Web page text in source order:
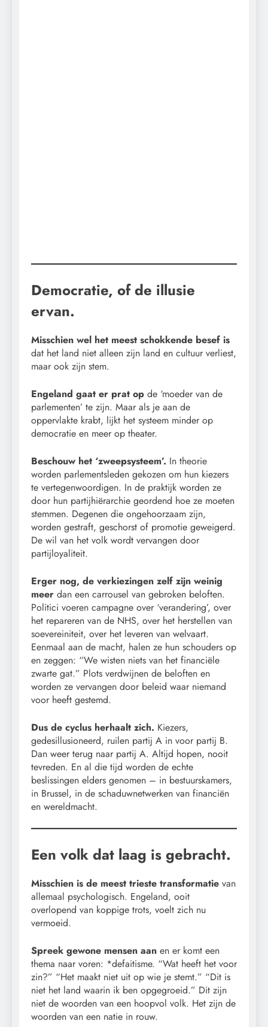
Democratie, of de illusie
ervan.
Misschien wel het meest schokkende besef is
dat het land niet alleen zijn land en cultuur verliest,
maar ook zijn stem.
Engeland gaat er prat op de ‘moeder van de
parlementen’ te zijn. Maar als je aan de
oppervlakte krabt, lijkt het systeem minder op
democratie en meer op theater.
Beschouw het ‘zweepsysteem’. In theorie
worden parlementsleden gekozen om hun kiezers
te vertegenwoordigen. In de praktijk worden ze
door hun partijhiërarchie geordend hoe ze moeten
stemmen. Degenen die ongehoorzaam zijn,
worden gestraft, geschorst of promotie geweigerd.
De wil van het volk wordt vervangen door
partijloyaliteit.
Erger nog, de verkiezingen zelf zijn weinig
meer dan een carrousel van gebroken beloften.
Politici voeren campagne over ‘verandering’, over
het repareren van de NHS, over het herstellen van
soevereiniteit, over het leveren van welvaart.
Eenmaal aan de macht, halen ze hun schouders op
en zeggen: “We wisten niets van het financiële
zwarte gat.” Plots verdwijnen de beloften en
worden ze vervangen door beleid waar niemand
voor heeft gestemd.
Dus de cyclus herhaalt zich. Kiezers,
gedesillusioneerd, ruilen partij A in voor partij B.
Dan weer terug naar partij A. Altijd hopen, nooit
tevreden. En al die tijd worden de echte
beslissingen elders genomen – in bestuurskamers,
in Brussel, in de schaduwnetwerken van financiën
en wereldmacht.
Een volk dat laag is gebracht.
Misschien is de meest trieste transformatie van
allemaal psychologisch. Engeland, ooit
overlopend van koppige trots, voelt zich nu
vermoeid.
Spreek gewone mensen aan en er komt een
thema naar voren: *defaitisme. “Wat heeft het voor
zin?” “Het maakt niet uit op wie je stemt.” “Dit is
niet het land waarin ik ben opgegroeid.” Dit zijn
niet de woorden van een hoopvol volk. Het zijn de
woorden van een natie in rouw.